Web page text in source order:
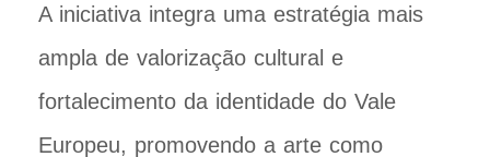
A iniciativa integra uma estratégia mais
ampla de valorização cultural e
fortalecimento da identidade do Vale
Europeu, promovendo a arte como